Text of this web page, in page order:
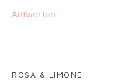
Antworten
ROSA & LIMONE